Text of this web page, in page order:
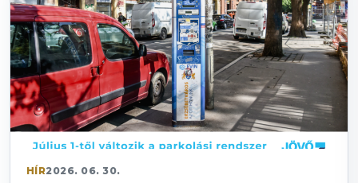
HÍR2026. 06. 30.